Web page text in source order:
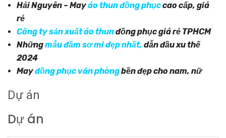
Hải Nguyên – Mayáo thun đồng phụccao cấp, giá
rẻ
Công ty sản xuất áo thunđồng phục giá rẻ TPHCM
Nhữngmẫu đầm sơ mi đẹp nhất, dẫn đầu xu thế
2024
Mayđồng phục văn phòngbền đẹp cho nam, nữ
Dự án
Dự án